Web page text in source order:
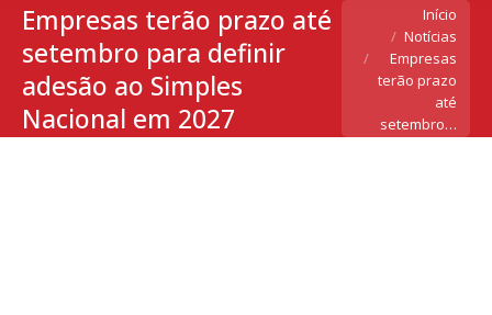
Empresas terão prazo até
setembro para definir
adesão ao Simples
Nacional em 2027
Você está aqui:
Início
Notícias
Empresas
terão prazo
até
setembro…